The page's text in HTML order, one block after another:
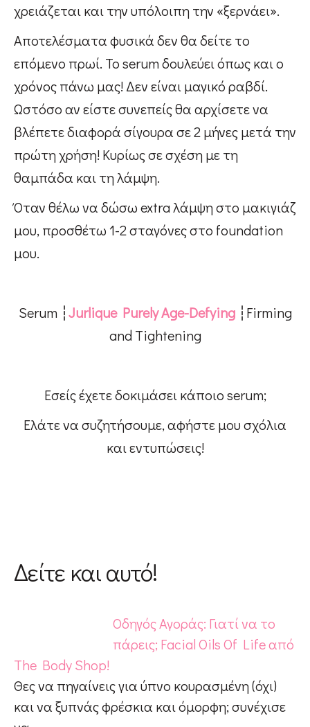
χρειάζεται και την υπόλοιπη την «ξερνάει».
Αποτελέσματα φυσικά δεν θα δείτε το
επόμενο πρωί. Το serum δουλεύει όπως και ο
χρόνος πάνω μας! Δεν είναι μαγικό ραβδί.
Ωστόσο αν είστε συνεπείς θα αρχίσετε να
βλέπετε διαφορά σίγουρα σε 2 μήνες μετά την
πρώτη χρήση! Κυρίως σε σχέση με τη
θαμπάδα και τη λάμψη.
Όταν θέλω να δώσω extra λάμψη στο μακιγιάζ
μου, προσθέτω 1-2 σταγόνες στο foundation
μου.
Serum ┆Jurlique Purely Age-Defying┆Firming
and Tightening
Εσείς έχετε δοκιμάσει κάποιο serum;
Ελάτε να συζητήσουμε, αφήστε μου σχόλια
και εντυπώσεις!
Δείτε και αυτό!
Οδηγός Αγοράς: Γιατί να το
πάρεις; Facial Oils Of Life από
The Body Shop!
Θες να πηγαίνεις για ύπνο κουρασμένη (όχι)
και να ξυπνάς φρέσκια και όμορφη; συνέχισε